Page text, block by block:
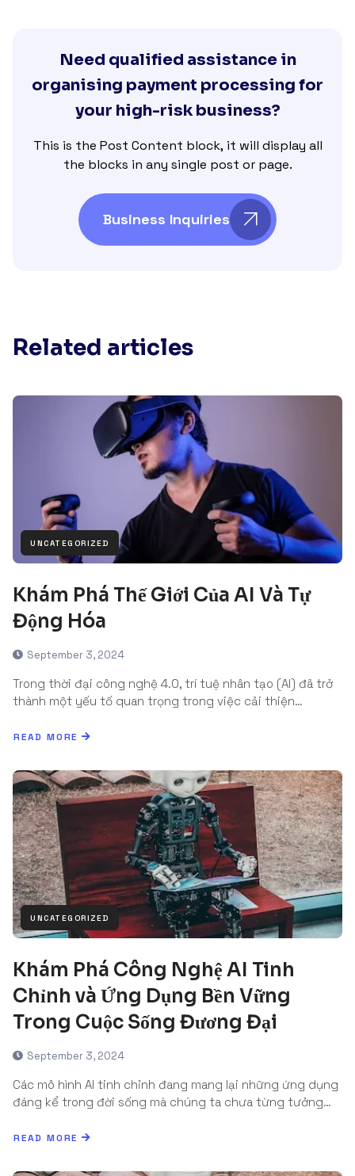
Need qualified assistance in
organising payment processing for
your high-risk business?
This is the Post Content block, it will display all
the blocks in any single post or page.
Business Inquiries
Related articles
UNCATEGORIZED
Khám Phá Thế Giới Của AI Và Tự
Động Hóa
September 3, 2024
Trong thời đại công nghệ 4.0, trí tuệ nhân tạo (AI) đã trở
thành một yếu tố quan trọng trong việc cải thiện…
READ MORE
UNCATEGORIZED
Khám Phá Công Nghệ AI Tinh
Chỉnh và Ứng Dụng Bền Vững
Trong Cuộc Sống Đương Đại
September 3, 2024
Các mô hình AI tinh chỉnh đang mang lại những ứng dụng
đáng kể trong đời sống mà chúng ta chưa từng tưởng…
READ MORE